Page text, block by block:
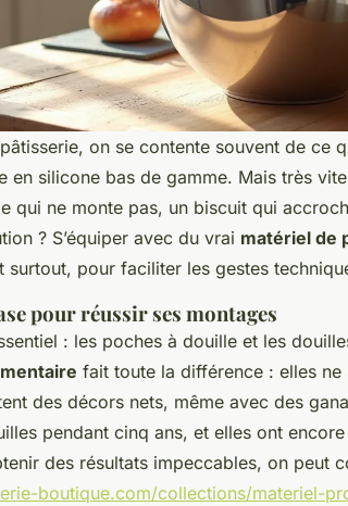
on se contente souvent de ce
en silicone bas de gamme. Mais très
qui ne monte pas, un biscuit qui
? S’équiper avec du vrai matériel de
surtout, pour faciliter les gestes
pour réussir ses montages
: les poches à douille et les
fait toute la différence : elles
des décors nets, même avec des
pendant cinq ans, et elles ont
des résultats impeccables, on peut
boutique.com/collections/materiel-